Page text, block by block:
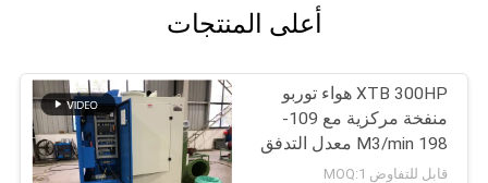
أعلى المنتجات
XTB 300HP هواء توربو
منفخة مركزية مع 109-
198 M3/min معدل التدفق
و 1480kg
قابل للتفاوض MOQ:1